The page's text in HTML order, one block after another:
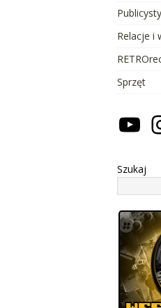
Relacje i
Sprzęt
Szukaj